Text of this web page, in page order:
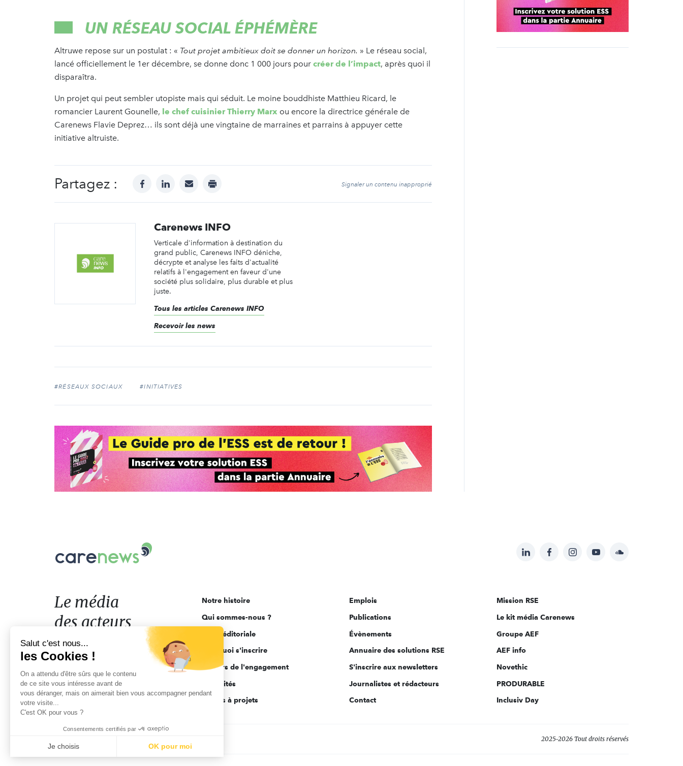
UN RÉSEAU SOCIAL ÉPHÉMÈRE
Altruwe repose sur un postulat : « Tout projet ambitieux doit se donner un horizon. » Le réseau social,
lancé officiellement le 1er décembre, se donne donc 1 000 jours pour créer de l’impact, après quoi il
disparaîtra.
Un projet qui peut sembler utopiste mais qui séduit. Le moine bouddhiste Matthieu Ricard, le
romancier Laurent Gounelle, le chef cuisinier Thierry Marx ou encore la directrice générale de
Carenews Flavie Deprez… ils sont déjà une vingtaine de marraines et parrains à appuyer cette
initiative altruiste.
Partagez : facebooklinkedinmail print Signaler un contenu inapproprié
Carenews INFO
Verticale d'information à destination du
grand public, Carenews INFO déniche,
décrypte et analyse les faits d'actualité
relatifs à l'engagement en faveur d'une
société plus solidaire, plus durable et plus
juste.
Tous les articles Carenews INFO
Recevoir les news
#RÉSEAUX SOCIAUX #INITIATIVES
Suivez-
sur:
LinkedInFacebookInstagramYouTubeSoundcloud
Le
acteurs
de
l'engagement
Le média
des acteurs
de l'engagement
Notre histoire
Qui sommes-nous ?
Ligne éditoriale
Pourquoi s'inscrire
Acteurs de l'engagement
Actualités
Appels à projets
Emplois
Publications
Évènements
Annuaire des solutions RSE
S'inscrire aux newsletters
Journalistes et rédacteurs
Contact
Mission RSE
Le kit média Carenews
Groupe AEF
AEF info
Novethic
PRODURABLE
Inclusiv Day
2025-2026 Tout droits réservés
Salut c'est nous...
les Cookies !
On a attendu d'être sûrs que le contenu
de ce site vous intéresse avant de
vous déranger, mais on aimerait bien vous accompagner pendant
votre visite...
C'est OK pour vous ?
Consentements certifiés par
Je choisis OK pour moi